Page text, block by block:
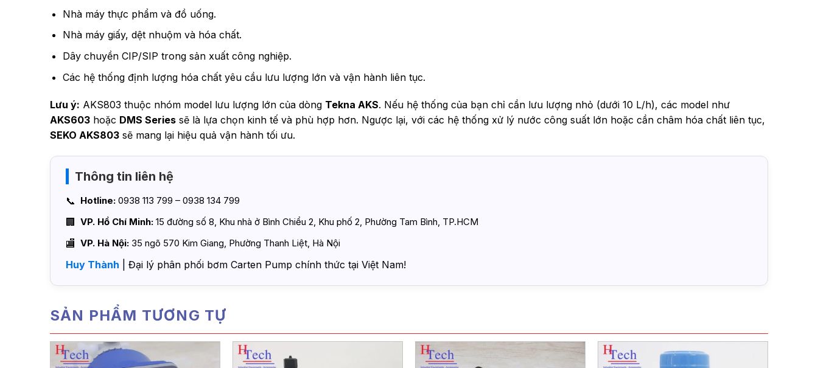
Nhà máy thực phẩm và đồ uống.
Nhà máy giấy, dệt nhuộm và hóa chất.
Dây chuyền CIP/SIP trong sản xuất công nghiệp.
Các hệ thống định lượng hóa chất yêu cầu lưu lượng lớn và vận hành liên tục.
Lưu ý: AKS803 thuộc nhóm model lưu lượng lớn của dòng Tekna AKS. Nếu hệ thống của bạn chỉ cần lưu lượng nhỏ (dưới 10 L/h), các model như
AKS603 hoặc DMS Series sẽ là lựa chọn kinh tế và phù hợp hơn. Ngược lại, với các hệ thống xử lý nước công suất lớn hoặc cần châm hóa chất liên tục,
SEKO AKS803 sẽ mang lại hiệu quả vận hành tối ưu.
Thông tin liên hệ
Hotline: 0938 113 799 – 0938 134 799
VP. Hồ Chí Minh: 15 đường số 8, Khu nhà ở Bình Chiểu 2, Khu phố 2, Phường Tam Bình, TP.HCM
VP. Hà Nội: 35 ngõ 570 Kim Giang, Phường Thanh Liệt, Hà Nội
Huy Thành | Đại lý phân phối bơm Carten Pump chính thức tại Việt Nam!
SẢN PHẨM TƯƠNG TỰ